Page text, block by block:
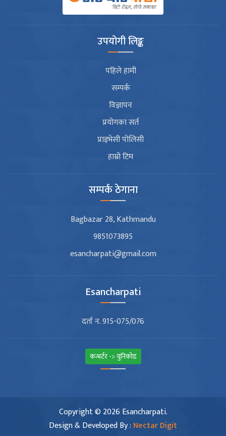
उपयोगी लिङ्क
पहिले हामी
सम्पर्क
विज्ञापन
प्रयोगका सर्त
प्राइभेसी पोलिसी
हाम्रो टिम
सम्पर्क ठेगाना
Bagbazar 28, Kathmandu
9851073895
esancharpati@gmail.com
Esancharpati
दर्ता न. 915-075/076
कन्भर्टर -> युनिकोड
Copyright © 2026 Esancharpati.
Design & Developed By : Nectar Digit